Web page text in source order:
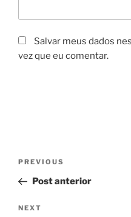
Salvar meus dados
vez que eu comentar.
Navegação
Post
Previous
Post
PREVIOUS
Post anterior
Next
NEXT